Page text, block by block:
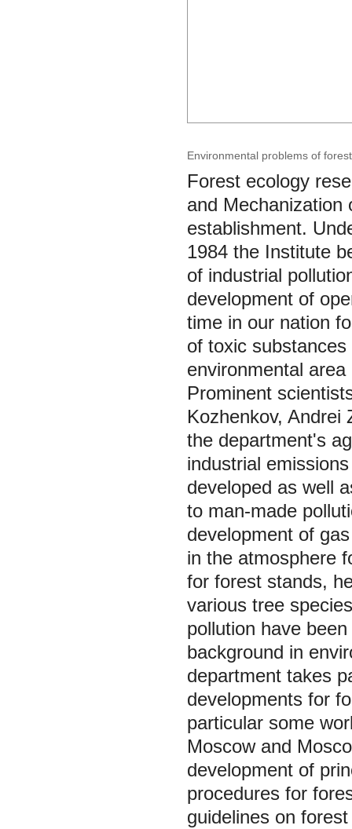
Environmental problems of
Forest ecology
and Mechanization
establishment.
1984 the Institute
of industrial
development of
time in our nation
of toxic
environmental
Prominent
Kozhenkov, Andrei
the department's
industrial
developed as well
to man-made
development of
in the atmosphere
for forest stands,
various tree
pollution have
background in
department takes
developments for
particular some
Moscow and
development of
procedures for
guidelines on